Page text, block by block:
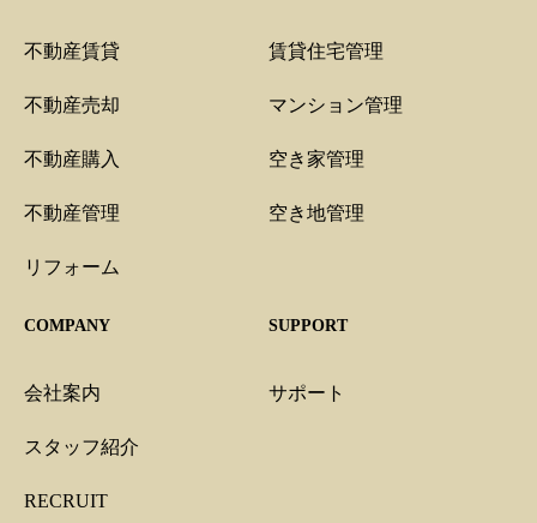
不動産賃貸
不動産売却
不動産購入
不動産管理
リフォーム
賃貸住宅管理
マンション管理
空き家管理
空き地管理
COMPANY
会社案内
スタッフ紹介
RECRUIT
SUPPORT
サポート